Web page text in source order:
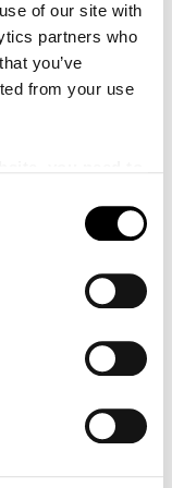
of our site with
partners who
you’ve
from your use
vuxna och
lekfullt sätt.
med när
och bjuder